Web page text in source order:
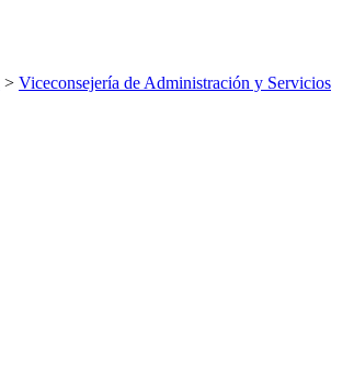
> Viceconsejería de Administración y Servicios